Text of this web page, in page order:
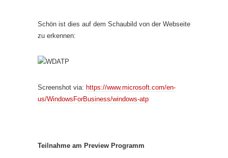
Schön ist dies auf dem Schaubild von der Webseite
zu erkennen:
Screenshot via: https://www.microsoft.com/en-
us/WindowsForBusiness/windows-atp
Teilnahme am Preview Programm